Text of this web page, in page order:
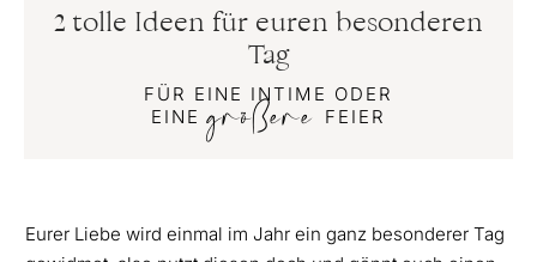
2 tolle Ideen für euren besonderen
Tag
FÜR EINE INTIME ODER
EINEgrößere FEIER
Eurer Liebe wird einmal im Jahr ein ganz besonderer Tag